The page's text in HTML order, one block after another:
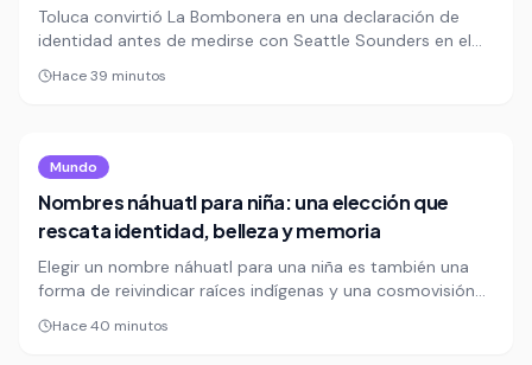
Toluca convirtió La Bombonera en una declaración de
identidad antes de medirse con Seattle Sounders en el
arranque de la Leagues Cup en México. El tifo exhibido
por la afición roja elevó el partido más allá del marcador:
Hace 39 minutos
Mundo
Nombres náhuatl para niña: una elección que
rescata identidad, belleza y memoria
Elegir un nombre náhuatl para una niña es también una
forma de reivindicar raíces indígenas y una cosmovisión
ligada a la naturaleza. Detrás de cada nombre hay
historia, identidad y una carga simbólica que hoy gana
Hace 40 minutos